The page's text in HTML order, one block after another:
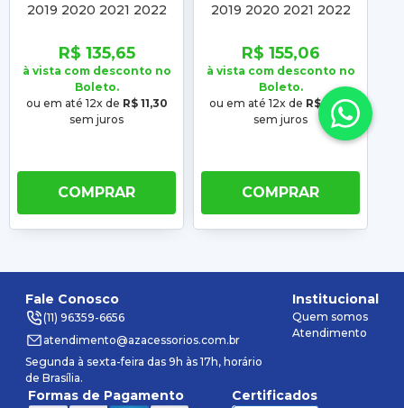
2019 2020 2021 2022
2018 2019 2020 2021
2022
R$ 135,65
à vista com desconto no
Boleto.
ou em até 12x de R$ 11,30
sem juros
COMPRAR
2019 2020 2021 2022
2018 2019 2020 2021
2022
R$ 155,06
à vista com desconto no
Boleto.
ou em até 12x de R$ 12,92
sem juros
COMPRAR
Fale Conosco
(11) 96359-6656
atendimento@azacessorios.com.br
Segunda à sexta-feira das 9h às 17h, horário
de Brasília.
Institucional
Quem somos
Atendimento
Formas de Pagamento Certificados